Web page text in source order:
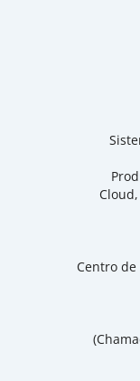
Centro de